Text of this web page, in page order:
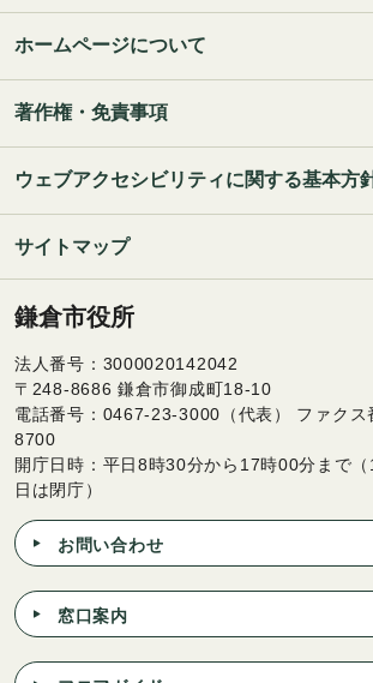
ホームページについて
著作権・免責事項
ウェブアクセシビリティに関する基本方
サイトマップ
鎌倉市役所
法人番号：3000020142042
〒248-8686 鎌倉市御成町18-10
電話番号：0467-23-3000（代表） ファク
8700
開庁日時：平日8時30分から17時00分まで
日は閉庁）
お問い合わせ
窓口案内